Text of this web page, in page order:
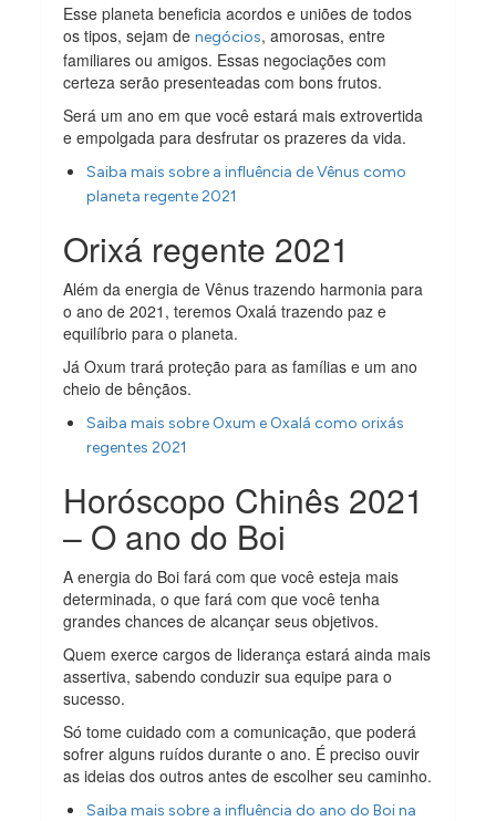
Esse planeta beneficia acordos e uniões de todos
os tipos, sejam denegócios, amorosas, entre
familiares ou amigos. Essas negociações com
certeza serão presenteadas com bons frutos.
Será um ano em que você estará mais extrovertida
e empolgada para desfrutar os prazeres da vida.
Saiba mais sobre a influência de Vênus como
planeta regente 2021
Orixá regente 2021
Além da energia de Vênus trazendo harmonia para
o ano de 2021, teremos Oxalá trazendo paz e
equilíbrio para o planeta.
Já Oxum trará proteção para as famílias e um ano
cheio de bênçãos.
Saiba mais sobre Oxum e Oxalá como orixás
regentes 2021
Horóscopo Chinês 2021
– O ano do Boi
A energia do Boi fará com que você esteja mais
determinada, o que fará com que você tenha
grandes chances de alcançar seus objetivos.
Quem exerce cargos de liderança estará ainda mais
assertiva, sabendo conduzir sua equipe para o
sucesso.
Só tome cuidado com a comunicação, que poderá
sofrer alguns ruídos durante o ano. É preciso ouvir
as ideias dos outros antes de escolher seu caminho.
Saiba mais sobre a influência do ano do Boi na